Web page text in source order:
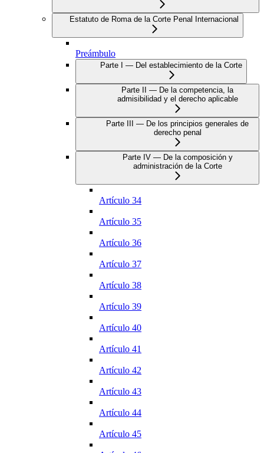
Estatuto de Roma de la Corte Penal Internacional
Preámbulo
Parte I — Del establecimiento de la Corte
Parte II — De la competencia, la
admisibilidad y el derecho aplicable
Parte III — De los principios generales de
derecho penal
Parte IV — De la composición y
administración de la Corte
Artículo 34
Artículo 35
Artículo 36
Artículo 37
Artículo 38
Artículo 39
Artículo 40
Artículo 41
Artículo 42
Artículo 43
Artículo 44
Artículo 45